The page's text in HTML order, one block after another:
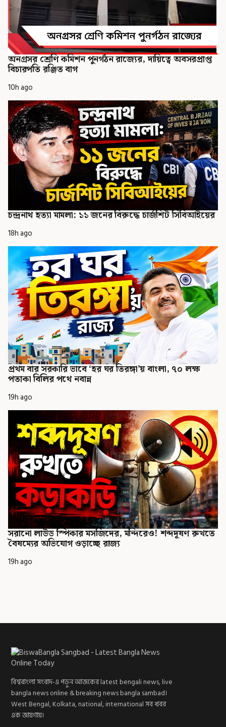
অনগ্রসর শ্রেণি কমিশন পুনর্গঠন রাজ্যের, দায়িত্বে অবসরপ্রাপ্ত
বিচারপতি রঞ্জিত বাগ
10h ago
চন্দ্রনাথ হত্যা মামলা: ১১ জনের বিরুদ্ধে চার্জশিট সিবিআইয়ের
18h ago
প্রথম বার সরকারি ভাবে ‘হর ঘর তিরঙ্গা’য় বাংলা, ৭০ লক্ষ
পতাকা বিলির পথে নবান্ন
19h ago
সরানো লাউড স্পিকার মসজিদের, মন্দিরেও! শব্দদূষণ রুখতে
বৈষম্যের অভিযোগ ওড়াচ্ছে রাজ্য
19h ago
বিশ্ববাংলা সংবাদ-এ পড়ুন আজকের latest bengali news, live
bangla news online & breaking news bangla sambad।
West Bengal, Kolkata, national, international সব খবর
এক জায়গায়।